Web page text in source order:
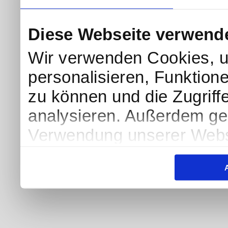
Diese Webseite
Wir verwenden Cookies,
personalisieren,
zu können und die
analysieren. Außerdem
Verwendung unserer
soziale Medien,
Partner führen diese
weiteren Daten